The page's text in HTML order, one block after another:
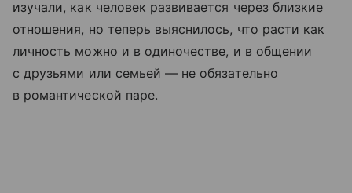
изучали, как человек развивается через близкие
отношения, но теперь выяснилось, что расти как
личность можно и в одиночестве, и в общении
с друзьями или семьей — не обязательно
в романтической паре.